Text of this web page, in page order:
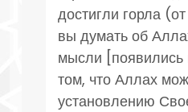
достигли горла
вы думать об
мысли
том, что Аллах
установлению